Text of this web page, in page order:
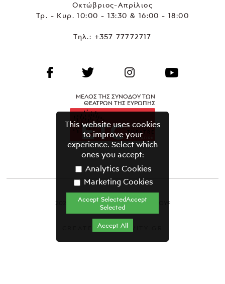
Οκτώβριος-Απρίλιος
Τρ. - Κυρ. 10:00 - 13:30 & 16:00 - 18:00
Τηλ.: +357 77772717
ΜΕΛΟΣ ΤΗΣ ΣΥΝΟΔΟΥ ΤΩΝ
ΘΕΑΤΡΩΝ ΤΗΣ ΕΥΡΩΠΗΣ
2021 ΘΕΑΤΡΙΚΟΣ ΟΡΓΑΝΙΣΜΟΣ ΚΥΠΡΟΥ©
Όροι & Προϋποθέσεις
CREATED BY GRAVITY.GR
This website uses cookies
to improve your
experience. Select which
ones you accept:
Analytics Cookies
Marketing Cookies
Accept SelectedAccept
Selected
Accept All